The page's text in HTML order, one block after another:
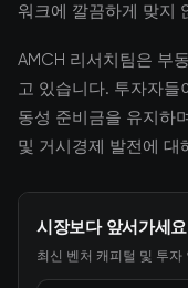
워크에 깔끔하게 맞지
AMCH 리서치팀은 부
고 있습니다. 투자자들
동성 준비금을 유지하
및 거시경제 발전에 대
시장보다 앞서가세요
최신 벤처 캐피털 및 투